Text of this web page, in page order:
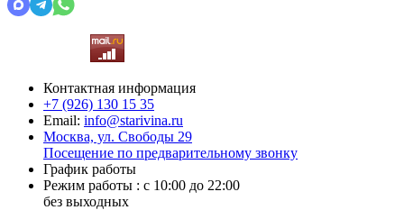
Контактная информация
+7 (926) 130 15 35
Email: info@starivina.ru
Москва, ул. Свободы 29
Посещение по предварительному звонку
График работы
Режим работы : с 10:00 до 22:00
без выходных